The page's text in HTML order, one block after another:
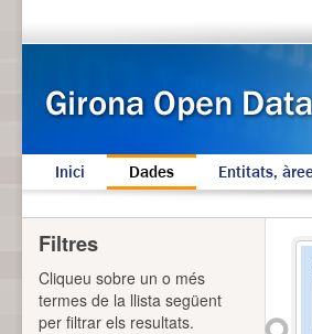
Inici Dades Entitats,
Filtres
Cliqueu sobre un o més
termes de la llista següent
per filtrar els resultats.